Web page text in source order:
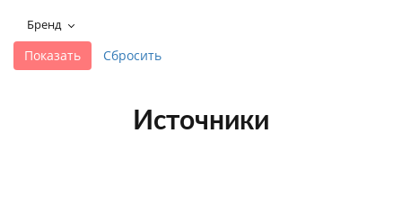
+7 495-951-3646
Бренд
Источники